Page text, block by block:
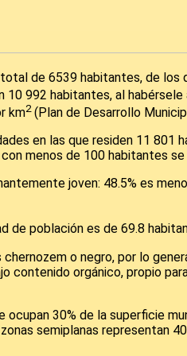
de 6539 habitantes, de
992 habitantes, al
km2(Plan de Desarrollo
en las que residen 11
menos de 100 habitantes
joven: 48.5% es
de población es de 69.8
o negro, por lo
contenido orgánico, propio
30% de la superficie
semiplanas representan